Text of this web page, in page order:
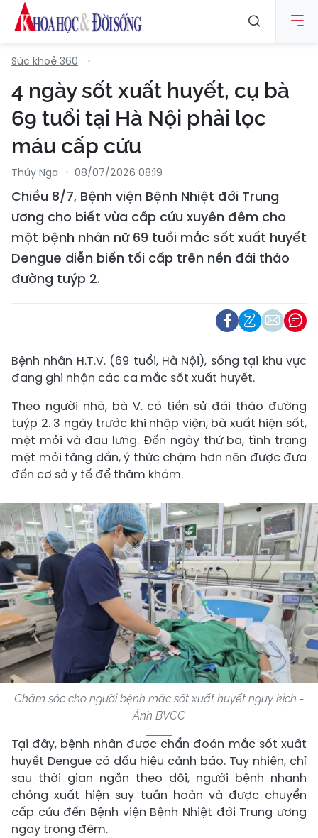
Sức khoẻ 360
4 ngày sốt xuất huyết, cụ bà
69 tuổi tại Hà Nội phải lọc
máu cấp cứu
Thúy Nga 08/07/2026 08:19
Chiều 8/7, Bệnh viện Bệnh Nhiệt đới Trung
ương cho biết vừa cấp cứu xuyên đêm cho
một bệnh nhân nữ 69 tuổi mắc sốt xuất huyết
Dengue diễn biến tối cấp trên nền đái tháo
đường tuýp 2.
Bệnh nhân H.T.V. (69 tuổi, Hà Nội), sống tại khu vực
đang ghi nhận các ca mắc sốt xuất huyết.
Theo người nhà, bà V. có tiền sử đái tháo đường
tuýp 2. 3 ngày trước khi nhập viện, bà xuất hiện sốt,
mệt mỏi và đau lưng. Đến ngày thứ ba, tình trạng
mệt mỏi tăng dần, ý thức chậm hơn nên được đưa
đến cơ sở y tế để thăm khám.
Chăm sóc cho người bệnh mắc sốt xuất huyết nguy kịch -
Ảnh BVCC
Tại đây, bệnh nhân được chẩn đoán mắc sốt xuất
huyết Dengue có dấu hiệu cảnh báo. Tuy nhiên, chỉ
sau thời gian ngắn theo dõi, người bệnh nhanh
chóng xuất hiện suy tuần hoàn và được chuyển
cấp cứu đến Bệnh viện Bệnh Nhiệt đới Trung ương
ngay trong đêm.